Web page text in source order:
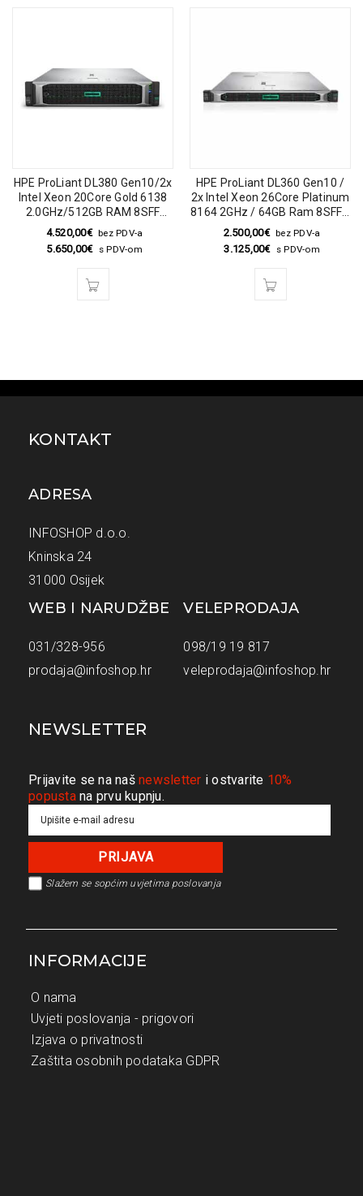
HPE ProLiant DL380 Gen10/2x
Intel Xeon 20Core Gold 6138
2.0GHz/512GB RAM 8SFF
SATA + 8SFF U.2 NVMe
Bay/0HDD S100i RAID/2x
500W
4.520,00€ bez PDV-a
5.650,00€ s PDV-om
HPE ProLiant DL360 Gen10 /
2x Intel Xeon 26Core Platinum
8164 2GHz / 64GB Ram 8SFF /
no HDD / P408i-a RAID / 2x
2.500,00€ bez PDV-a
3.125,00€ s PDV-om
KONTAKT
ADRESA
INFOSHOP d.o.o.
Kninska 24
31000 Osijek
WEB I NARUDŽBE
031/328-956
prodaja@infoshop.hr
VELEPRODAJA
098/19 19 817
veleprodaja@infoshop.hr
NEWSLETTER
Prijavite se na naš newsletter i ostvarite 10%
popustana prvu kupnju.
Slažem se sopćim uvjetima poslovanja
INFORMACIJE
O nama
Uvjeti poslovanja - prigovori
Izjava o privatnosti
Zaštita osobnih podataka GDPR